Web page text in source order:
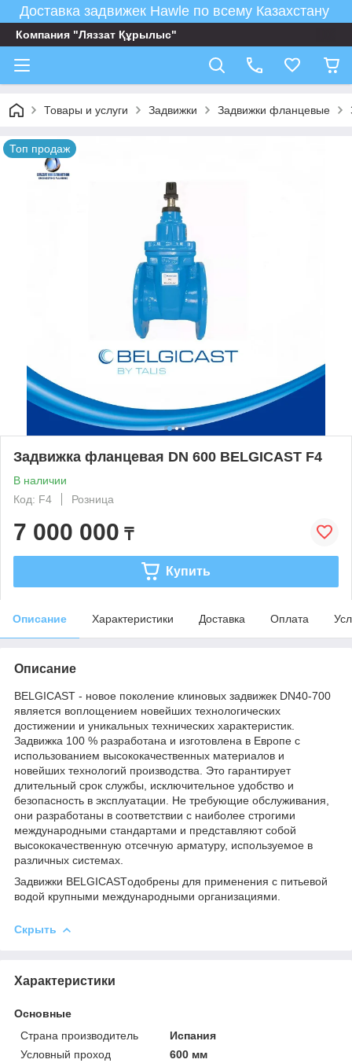
Доставка задвижек Hawle по всему Казахстану
Компания "Ляззат Құрылыс"
Товары и услуги Задвижки Задвижки фланцевые
Топ продаж
Задвижка фланцевая DN 600 BELGICAST F4
В наличии
Код: F4
Розница
7 000 000 ₸
Купить
Описание Характеристики Доставка Оплата
Описание
BELGICAST - новое поколение клиновых задвижек DN40-700
является воплощением новейших технологических
достижении и уникальных технических характеристик.
Задвижка 100 % разработана и изготовлена в Европе с
использованием высококачественных материалов и
новейших технологий производства. Это гарантирует
длительный срок службы, исключительное удобство и
безопасность в эксплуатации. Не требующие обслуживания,
они разработаны в соответствии с наиболее строгими
международными стандартами и представляют собой
высококачественную отсечную арматуру, используемое в
различных системах.
Задвижки BELGICASTодобрены для применения с питьевой
водой крупными международными организациями.
Скрыть
Характеристики
Основные
Страна производитель
Испания
Условный проход
600 мм